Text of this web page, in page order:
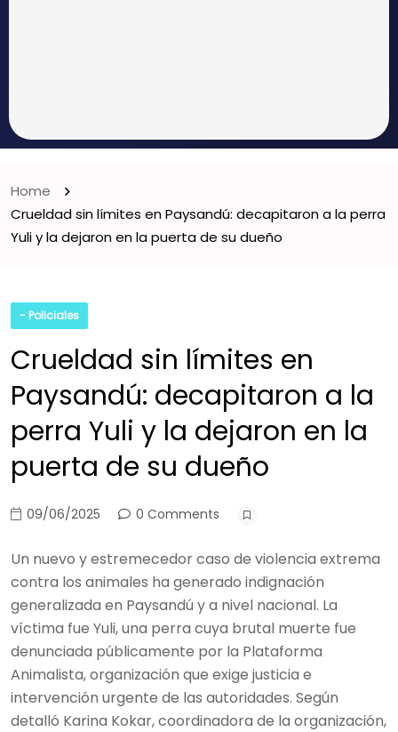
Home
Crueldad sin límites en Paysandú: decapitaron a la perra
Yuli y la dejaron en la puerta de su dueño
- Policiales
Crueldad sin límites en
Paysandú: decapitaron a la
perra Yuli y la dejaron en la
puerta de su dueño
09/06/2025 0 Comments
Un nuevo y estremecedor caso de violencia extrema
contra los animales ha generado indignación
generalizada en Paysandú y a nivel nacional. La
víctima fue Yuli, una perra cuya brutal muerte fue
denunciada públicamente por la Plataforma
Animalista, organización que exige justicia e
intervención urgente de las autoridades. Según
detalló Karina Kokar, coordinadora de la organización,